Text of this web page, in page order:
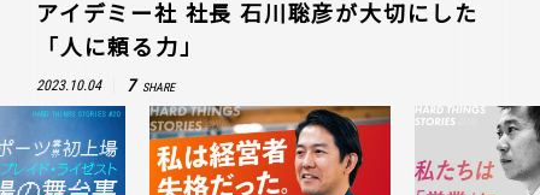
アイデミー社 社長 石川聡彦が大切にした
「人に頼る力」
2023.10.04 7 SHARE